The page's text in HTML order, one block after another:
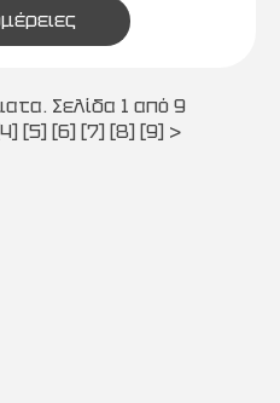
Σελίδα 1 από 9
[5] [6] [7] [8] [9] >